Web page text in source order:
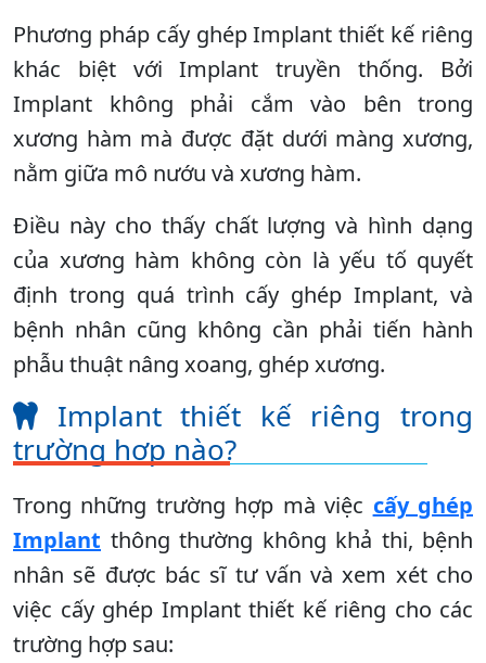
Phương pháp cấy ghép Implant thiết kế riêng
khác biệt với Implant truyền thống. Bởi
Implant không phải cắm vào bên trong
xương hàm mà được đặt dưới màng xương,
nằm giữa mô nướu và xương hàm.
Điều này cho thấy chất lượng và hình dạng
của xương hàm không còn là yếu tố quyết
định trong quá trình cấy ghép Implant, và
bệnh nhân cũng không cần phải tiến hành
phẫu thuật nâng xoang, ghép xương.
Implant thiết kế riêng trong
trường hợp nào?
Trong những trường hợp mà việc cấy ghép
Implant thông thường không khả thi, bệnh
nhân sẽ được bác sĩ tư vấn và xem xét cho
việc cấy ghép Implant thiết kế riêng cho các
trường hợp sau: